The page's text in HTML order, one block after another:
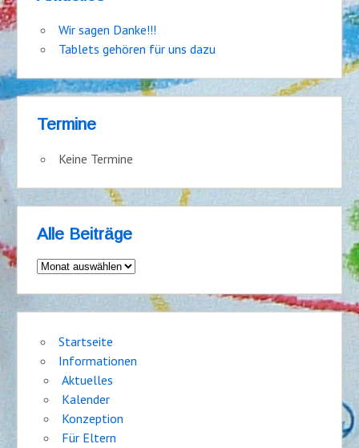
Wir sagen Danke!!!
Tablets gehören für uns dazu
Termine
Keine Termine
Alle Beiträge
Alle
Beiträge
Startseite
Informationen
Aktuelles
Kalender
Konzeption
Für Eltern